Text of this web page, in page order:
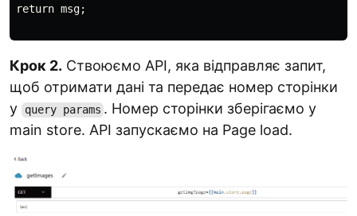
return msg;
Крок 2. Ствоюємо API, яка відправляє запит,
щоб отримати дані та передає номер сторінки
у
query params . Номер сторінки зберігаємо у
main store. API запускаємо на Page load.